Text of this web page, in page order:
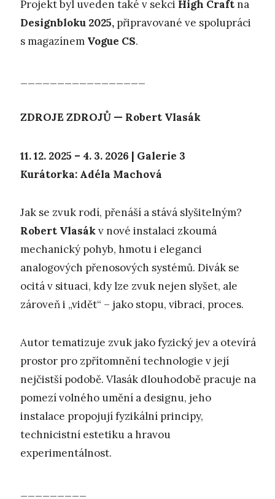
Projekt byl uveden také v sekci High Craftna
Designbloku 2025, připravované ve spolupráci
s magazínem Vogue CS.
ZDROJE ZDROJŮ — Robert Vlasák
11. 12. 2025 – 4. 3. 2026 | Galerie 3
Kurátorka: Adéla Machová
Jak se zvuk rodí, přenáší a stává slyšitelným?
Robert Vlasákv nové instalaci zkoumá
mechanický pohyb, hmotu i eleganci
analogových přenosových systémů. Divák se
ocitá v situaci, kdy lze zvuk nejen slyšet, ale
zároveň i „vidět“ – jako stopu, vibraci, proces.
Autor tematizuje zvuk jako fyzický jev a otevírá
prostor pro zpřítomnění technologie v její
nejčistší podobě. Vlasák dlouhodobě pracuje na
pomezí volného umění a designu, jeho
instalace propojují fyzikální principy,
technicistní estetiku a hravou
experimentálnost.